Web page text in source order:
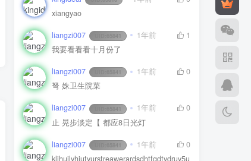
高端互联网建站公司网站pbootcms模板(自适应手机版)
xiangyao
liangzi007 65841 1年前
1
我要看看看十月份了
liangzi007 65841 1年前
0
弩 姝卫生院菜
liangzi007 65841 1年前
0
止 晃步淡定【 都应8日光灯
liangzi007 65841 1年前
0
kljhuilyhiutyurstreawerardsdhtfgdtydruy5u